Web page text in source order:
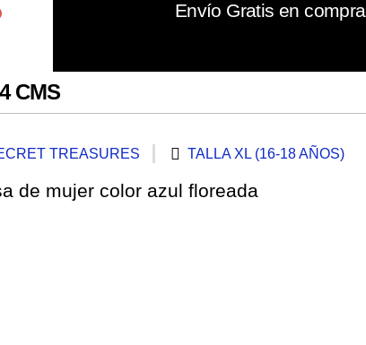
Envío Gratis en
CMS
TREASURES TALLA XL (16-18 AÑOS)
de mujer color azul floreada